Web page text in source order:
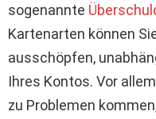
sogenannte
Kartenarten können
ausschöpfen,
Ihres Kontos. Vor
zu Problemen